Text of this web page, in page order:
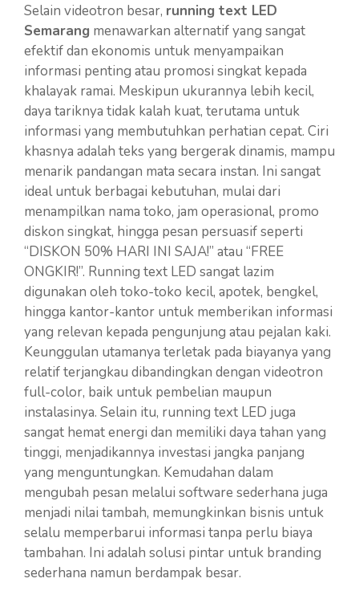
Selain videotron besar, running text LED
Semarang menawarkan alternatif yang sangat
efektif dan ekonomis untuk menyampaikan
informasi penting atau promosi singkat kepada
khalayak ramai. Meskipun ukurannya lebih kecil,
daya tariknya tidak kalah kuat, terutama untuk
informasi yang membutuhkan perhatian cepat. Ciri
khasnya adalah teks yang bergerak dinamis, mampu
menarik pandangan mata secara instan. Ini sangat
ideal untuk berbagai kebutuhan, mulai dari
menampilkan nama toko, jam operasional, promo
diskon singkat, hingga pesan persuasif seperti
“DISKON 50% HARI INI SAJA!” atau “FREE
ONGKIR!”. Running text LED sangat lazim
digunakan oleh toko-toko kecil, apotek, bengkel,
hingga kantor-kantor untuk memberikan informasi
yang relevan kepada pengunjung atau pejalan kaki.
Keunggulan utamanya terletak pada biayanya yang
relatif terjangkau dibandingkan dengan videotron
full-color, baik untuk pembelian maupun
instalasinya. Selain itu, running text LED juga
sangat hemat energi dan memiliki daya tahan yang
tinggi, menjadikannya investasi jangka panjang
yang menguntungkan. Kemudahan dalam
mengubah pesan melalui software sederhana juga
menjadi nilai tambah, memungkinkan bisnis untuk
selalu memperbarui informasi tanpa perlu biaya
tambahan. Ini adalah solusi pintar untuk branding
sederhana namun berdampak besar.